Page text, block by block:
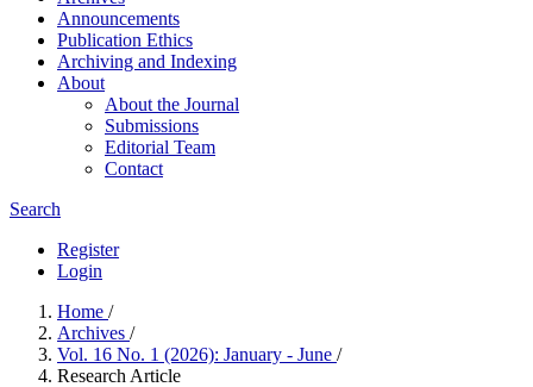
Announcements
Publication Ethics
Archiving and Indexing
About
About the Journal
Submissions
Editorial Team
Contact
Search
Register
Login
Home /
Archives /
Vol. 16 No. 1 (2026): January - June /
Research Article